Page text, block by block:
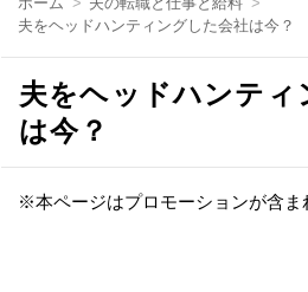
夫をヘッドハンティングした会社は今？
夫をヘッドハンティ
は今？
※本ページはプロモーションが含ま